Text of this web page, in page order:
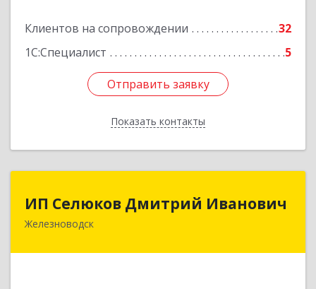
Клиентов на сопровождении
32
1С:Специалист
5
Отправить заявку
Показать контакты
Отправить заявку
Назад
ИП Селюков Дмитрий Иванович
Железноводск
ИП Селюков Дмитрий Иванович
357400, Ставропольский край, Железноводск г,